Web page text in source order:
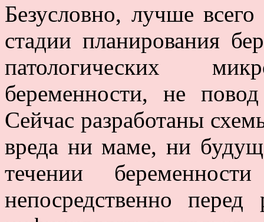
Безусловно, лучше
стадии планирования
патологических
беременности, не
Сейчас разработаны
вреда ни маме, ни
течении
непосредственно